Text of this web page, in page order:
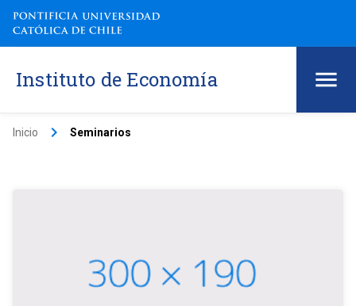
Instituto de Economía
Inicio keyboard_arrow_right Seminarios